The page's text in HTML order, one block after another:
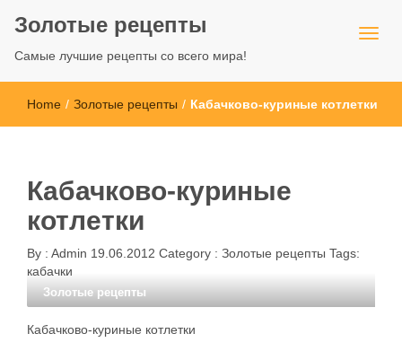
Золотые рецепты
Самые лучшие рецепты со всего мира!
Home / Золотые рецепты / Кабачково-куриные котлетки
Кабачково-куриные
котлетки
By : Admin 19.06.2012 Category : Золотые рецепты Tags:
кабачки
Золотые рецепты
Кабачково-куриные котлетки